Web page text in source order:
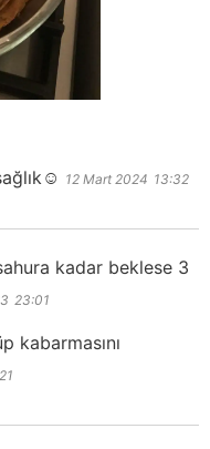
12 Mart 2024 13:32
kadar beklese 3
23:01
kabarmasını